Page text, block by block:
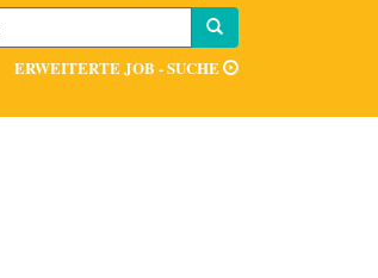
ERWEITERTE JOB - SUCHE